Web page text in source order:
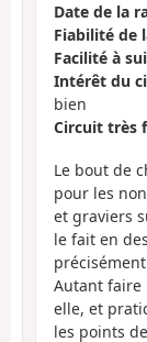
Date de la
Fiabilité de
Facilité à
Intérêt du
bien
Circuit très
Le bout de
pour les
et graviers
le fait en
Autant faire
elle, et
les points